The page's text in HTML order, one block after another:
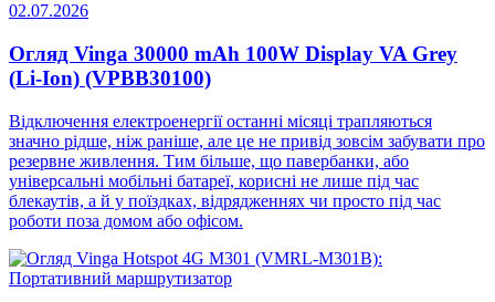
02.07.2026
Огляд Vinga 30000 mAh 100W Display VA Grey
(Li-Ion) (VPBB30100)
Відключення електроенергії останні місяці трапляються
значно рідше, ніж раніше, але це не привід зовсім забувати про
резервне живлення. Тим більше, що павербанки, або
універсальні мобільні батареї, корисні не лише під час
блекаутів, а й у поїздках, відрядженнях чи просто під час
роботи поза домом або офісом.